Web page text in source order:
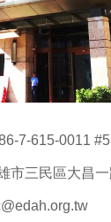
7-615-0011
市三民區大昌